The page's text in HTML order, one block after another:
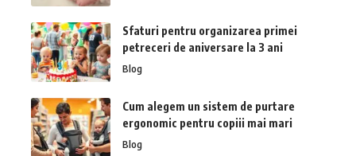
Sfaturi pentru organizarea primei
petreceri de aniversare la 3 ani
Blog
Cum alegem un sistem de purtare
ergonomic pentru copiii mai mari
Blog